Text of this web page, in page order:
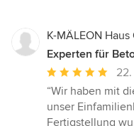
K-MÄLEON Haus
Experten für
Durchschnittliche
Bewertung:
5
von
“Wir haben mit
unser
Fertigstellung